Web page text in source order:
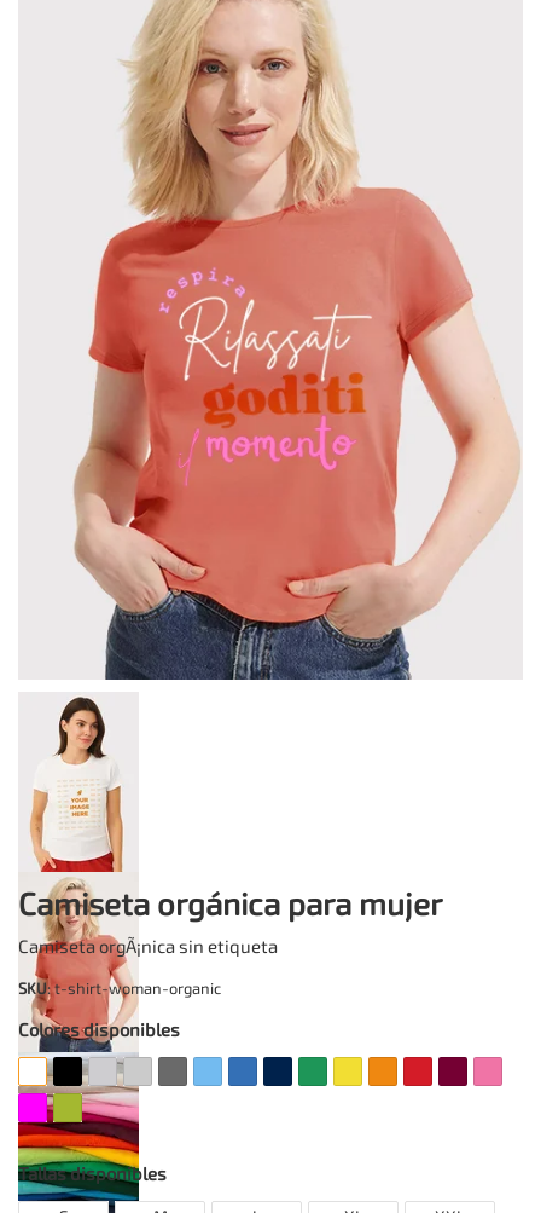
Camiseta orgánica para mujer
Camiseta orgÃ¡nica sin etiqueta
SKU: t-shirt-woman-organic
Colores disponibles
Tallas disponibles